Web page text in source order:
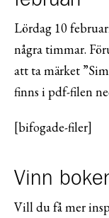
Lördag 10
några timmar.
att ta märket
finns i pdf-filen
[bifogade-filer]
Vinn
Vill du få mer